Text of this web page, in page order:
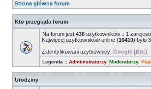
Strona główna forum
Kto przegląda forum
Na forum jest 438 użytkowników :: 1
Najwięcej użytkowników online (10410) było
Zidentyfikowani użytkownicy: Google [Bot]
Legenda :: Administratorzy, Moderatorzy,
Urodziny